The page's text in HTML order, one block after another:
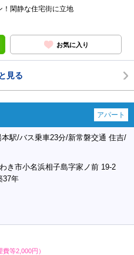
閑静な住宅街に立地
お気に入り
見る
アパート
駅/バス乗車23分/新常磐交通 住吉/
き市小名浜相子島字家ノ前 19-2
37年
費等2,000円）